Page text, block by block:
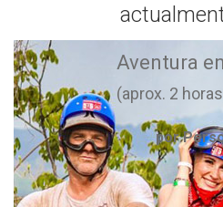
Aventura
(aprox. 2
por